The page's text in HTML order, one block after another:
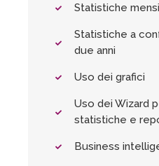
Statistiche
Statistiche a
due anni
Uso dei grafici
Uso dei Wizard
statistiche e
Business